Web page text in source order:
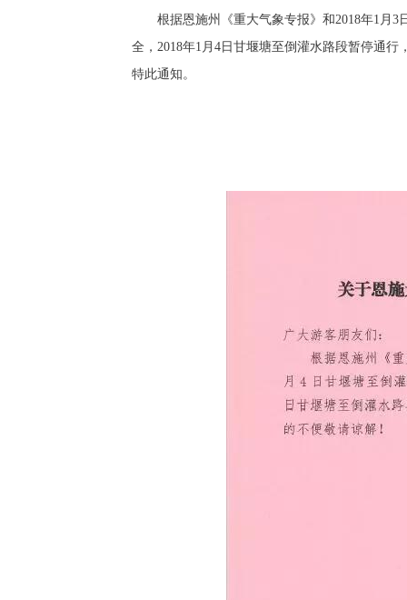
根据恩施州《重大气象专报》和2018年1月3
全，2018年1月4日甘堰塘至倒灌水路段暂停通
特此通知。